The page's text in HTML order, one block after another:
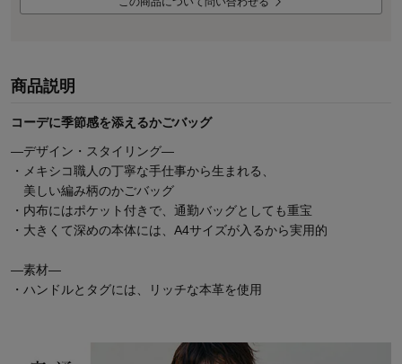
商品説明
コーデに季節感を添えるかごバッグ
―デザイン・スタイリング―
・メキシコ職人の丁寧な手仕事から生まれる、
美しい編み柄のかごバッグ
・内布にはポケット付きで、通勤バッグとしても重宝
・大きくて深めの本体には、A4サイズが入るから実用的
―素材―
・ハンドルとタグには、リッチな本革を使用